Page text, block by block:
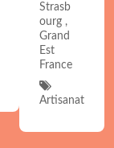
Strasb
ourg ,
Grand
Est
France
Artisanat